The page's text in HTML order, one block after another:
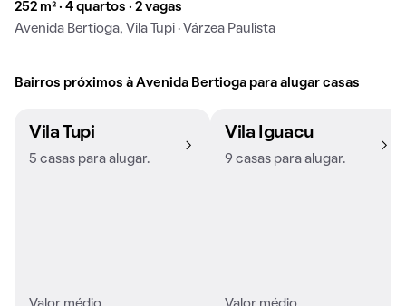
252 m² · 4 quartos · 2 vagas
Avenida Bertioga, Vila Tupi · Várzea Paulista
Bairros próximos à Avenida Bertioga para alugar casas
Vila Tupi
5 casas para alugar.
Vila Iguacu
9 casas para alugar.